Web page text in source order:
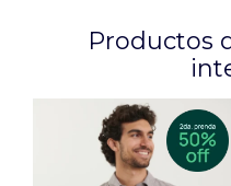
Productos